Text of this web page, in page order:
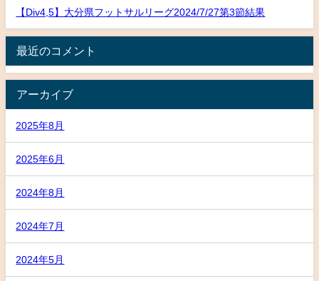
【Div4,5】大分県フットサルリーグ2024/7/27第3節結果
最近のコメント
アーカイブ
2025年8月
2025年6月
2024年8月
2024年7月
2024年5月